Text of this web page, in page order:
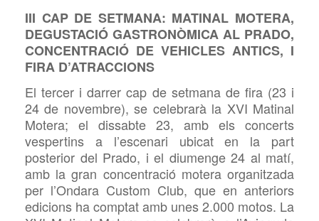
III CAP DE SETMANA: MATINAL MOTERA,
DEGUSTACIÓ GASTRONÒMICA AL PRADO,
CONCENTRACIÓ DE VEHICLES ANTICS, I
FIRA D’ATRACCIONS
El tercer idarrer cap de setmana de fira (23 i
24 de novembre), se celebrarà la XVI Matinal
Motera; el dissabte 23, amb els concerts
vespertins a l’escenari ubicat en la part
posterior del Prado, i el diumenge 24 al matí,
amb la gran concentració motera organitzada
per l’Ondara Custom Club, que en anteriors
edicions ha comptat amb unes 2.000 motos. La